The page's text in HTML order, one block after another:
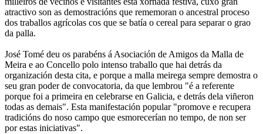
atractivo son as demostracións que rememoran o ancestral proceso
dos traballos agrícolas cos que se batía o cereal para separar o grao
da palla.
José Tomé deu os parabéns á Asociación de Amigos da Malla de
Meira e ao Concello polo intenso traballo que hai detrás da
organización desta cita, e porque a malla meirega sempre demostra o
seu gran poder de convocatoria, da que lembrou "é a referente
porque foi a primeira en celebrarse en Galicia, e detrás dela viñeron
todas as demais". Esta manifestación popular "promove e recupera
tradicións do noso campo que esmorecerían no tempo, de non ser
por estas iniciativas".